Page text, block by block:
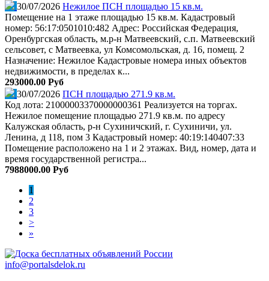
30/07/2026 Нежилое ПСН площадью 15 кв.м.
Помещение на 1 этаже площадью 15 кв.м. Кадастровый
номер: 56:17:0501010:482 Адрес: Российская Федерация,
Оренбургская область, м.р-н Матвеевский, с.п. Матвеевский
сельсовет, с Матвеевка, ул Комсомольская, д. 16, помещ. 2
Назначение: Нежилое Кадастровые номера иных объектов
недвижимости, в пределах к...
293000.00 Руб
30/07/2026 ПСН площадью 271.9 кв.м.
Код лота: 21000003370000000361 Реализуется на торгах.
Нежилое помещение площадью 271.9 кв.м. по адресу
Калужская область, р-н Сухиничский, г. Сухиничи, ул.
Ленина, д 118, пом 3 Кадастровый номер: 40:19:140407:33
Помещение расположено на 1 и 2 этажах. Вид, номер, дата и
время государственной регистра...
7988000.00 Руб
1
2
3
>
»
info@portalsdelok.ru